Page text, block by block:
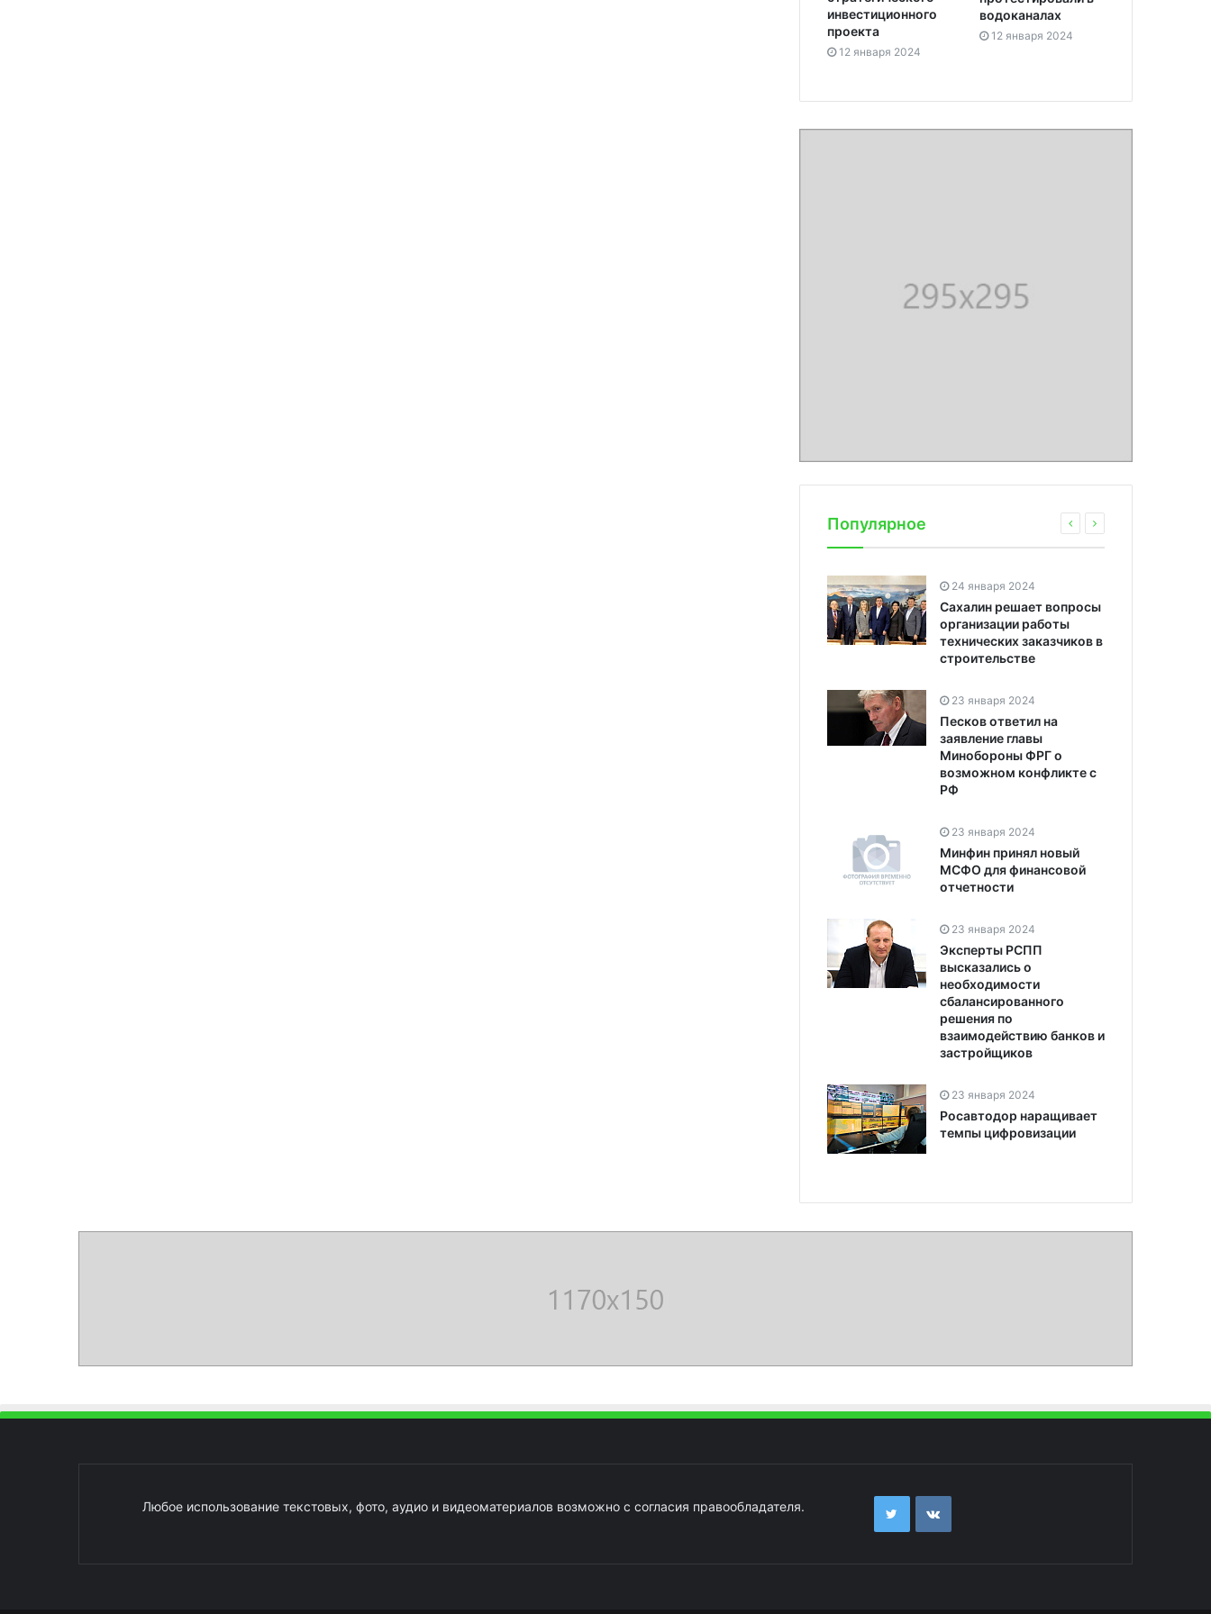
инвестиционного
проекта
12 января 2024
водоканалах
12 января 2024
Популярное
24 января 2024
Сахалин решает вопросы
организации работы
технических заказчиков в
строительстве
23 января 2024
Песков ответил на
заявление главы
Минобороны ФРГ о
возможном конфликте с
РФ
23 января 2024
Минфин принял новый
МСФО для финансовой
отчетности
23 января 2024
Эксперты РСПП
высказались о
необходимости
сбалансированного
решения по
взаимодействию банков и
застройщиков
23 января 2024
Росавтодор наращивает
темпы цифровизации
Любое использование текстовых, фото, аудио и видеоматериалов возможно с согласия правообладателя.